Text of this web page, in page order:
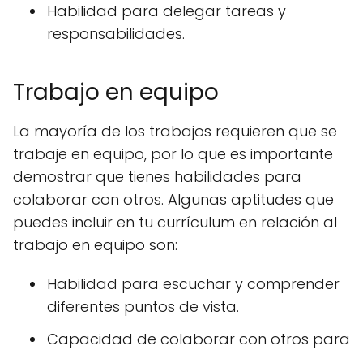
Habilidad para delegar tareas y
responsabilidades.
Trabajo en equipo
La mayoría de los trabajos requieren que se
trabaje en equipo, por lo que es importante
demostrar que tienes habilidades para
colaborar con otros. Algunas aptitudes que
puedes incluir en tu currículum en relación al
trabajo en equipo son:
Habilidad para escuchar y comprender
diferentes puntos de vista.
Capacidad de colaborar con otros para